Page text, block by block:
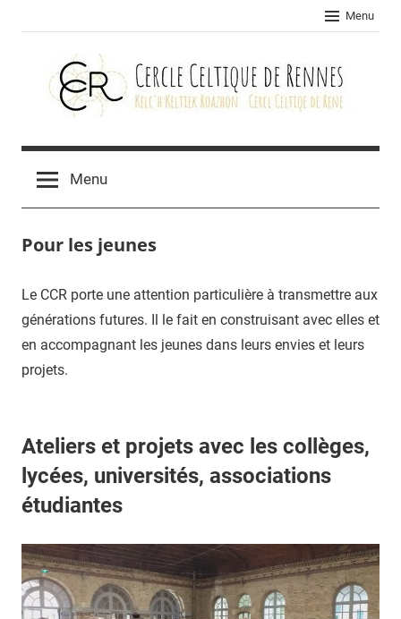
Menu
Cercle
celtique
de
Rennes
Menu
Pour les jeunes
Le CCR porte une attention particulière à transmettre aux
générations futures. Il le fait en construisant avec elles et
en accompagnant les jeunes dans leurs envies et leurs
projets.
Ateliers et projets avec les collèges,
lycées, universités, associations
étudiantes